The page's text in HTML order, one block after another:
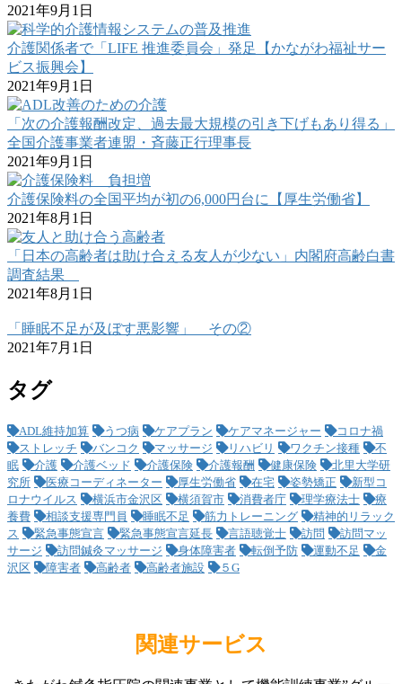
2021年9月1日
介護関係者で「LIFE 推進委員会」発足【かながわ福祉サー
ビス振興会】
2021年9月1日
「次の介護報酬改定、過去最大規模の引き下げもあり得る」
全国介護事業者連盟・斉藤正行理事長
2021年9月1日
介護保険料の全国平均が初の6,000円台に【厚生労働省】
2021年8月1日
「日本の高齢者は助け合える友人が少ない」内閣府高齢白書
調査結果
2021年8月1日
「睡眠不足が及ぼす悪影響」 その②
2021年7月1日
タグ
ADL維持加算 うつ病 ケアプラン ケアマネージャー
コロナ禍
ストレッチ
バンコク マッサージ リハビリ ワクチン接種
不
眠
介護 介護ベッド 介護保険 介護報酬 健康保険
北里大学研
究所
医療コーディネーター 厚生労働省 在宅 姿勢矯正
新型コ
ロナウイルス
横浜市金沢区 横須賀市 消費者庁 理学療法士
療
養費
相談支援専門員 睡眠不足 筋力トレーニング
精神的リラック
ス
緊急事態宣言 緊急事態宣言延長 言語聴覚士 訪問
訪問マッ
サージ
訪問鍼灸マッサージ 身体障害者 転倒予防 運動不足
金
沢区
障害者 高齢者 高齢者施設 ５G
関連サービス